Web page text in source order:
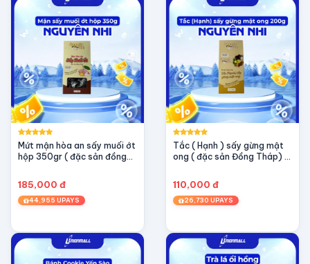
Mứt mận hòa an sấy muối ớt
hộp 350gr ( đặc sản đồng
185,000 đ
44,955 UPAYS
Tắc ( Hạnh ) sấy gừng mật
ong ( đặc sản Đồng Tháp) -
110,000 đ
26,730 UPAYS